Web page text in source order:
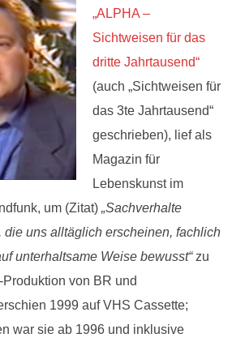
„ALPHA –
Sichtweisen für das
dritte Jahrtausend“
(auch „Sichtweisen für
das 3te Jahrtausend“
geschrieben), lief als
Magazin für
Lebenskunst im
um (Zitat) „Sachverhalte
die uns alltäglich erscheinen, fachlich
unterhaltsame Weise bewusst“zu
von BR und
1999 auf VHS Cassette;
war sie ab 1996 und inklusive